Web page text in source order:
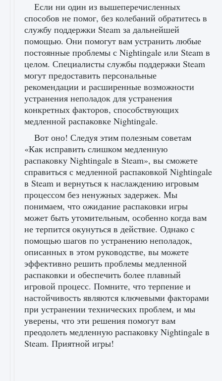
Если ни один из вышеперечисленных
способов не помог, без колебаний обратитесь в
службу поддержки Steam за дальнейшей
помощью. Они помогут вам устранить любые
постоянные проблемы с Nightingale или Steam в
целом. Специалисты службы поддержки Steam
могут предоставить персональные
рекомендации и расширенные возможности
устранения неполадок для устранения
конкретных факторов, способствующих
медленной распаковке Nightingale.
Вот оно! Следуя этим полезным советам
«Как исправить слишком медленную
распаковку Nightingale в Steam», вы сможете
справиться с медленной распаковкой Nightingale
в Steam и вернуться к наслаждению игровым
процессом без ненужных задержек. Мы
понимаем, что ожидание распаковки игры
может быть утомительным, особенно когда вам
не терпится окунуться в действие. Однако с
помощью шагов по устранению неполадок,
описанных в этом руководстве, вы можете
эффективно решить проблемы медленной
распаковки и обеспечить более плавный
игровой процесс. Помните, что терпение и
настойчивость являются ключевыми факторами
при устранении технических проблем, и мы
уверены, что эти решения помогут вам
преодолеть медленную распаковку Nightingale в
Steam. Приятной игры!